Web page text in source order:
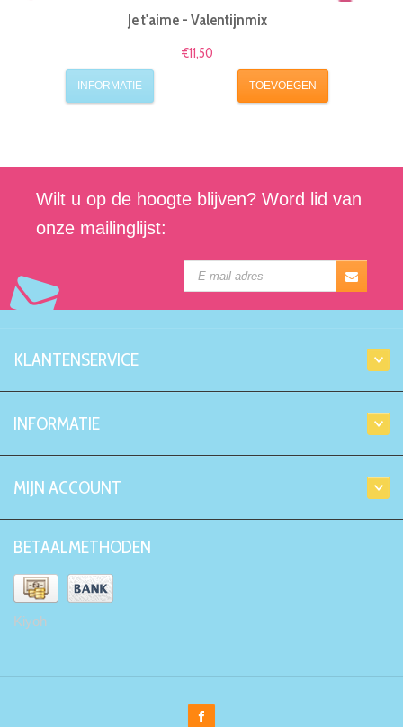
Je t'aime - Valentijnmix
€11,50
INFORMATIE TOEVOEGEN
Wilt u op de hoogte blijven? Word lid van
onze mailinglijst:
KLANTENSERVICE
INFORMATIE
MIJN ACCOUNT
BETAALMETHODEN
Kiyoh